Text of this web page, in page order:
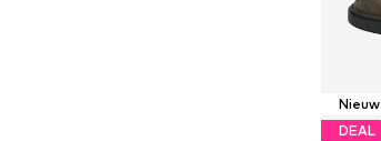
Nieuw
DEAL